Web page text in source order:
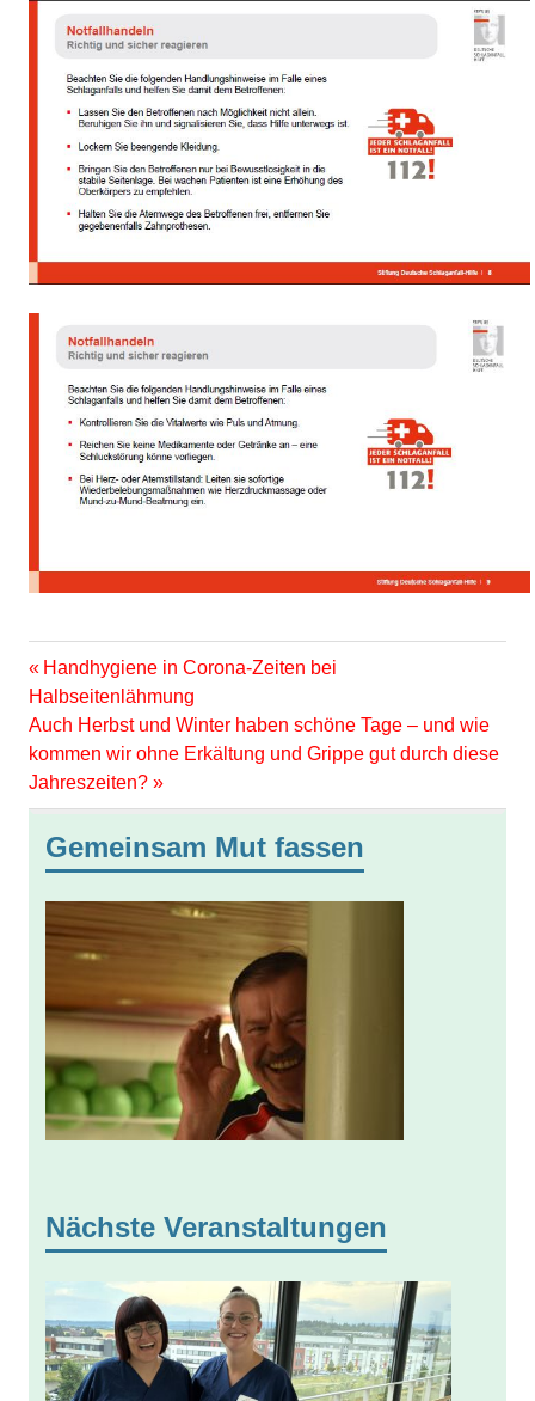
Beitragsnavigation
Vorheriger
Beitrag:
Handhygiene in Corona-Zeiten bei
Halbseitenlähmung
Nächster
Beitrag:
Auch Herbst und Winter haben schöne Tage – und wie
kommen wir ohne Erkältung und Grippe gut durch diese
Jahreszeiten?
Gemeinsam Mut fassen
Nächste Veranstaltungen